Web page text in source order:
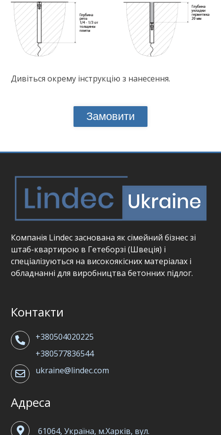
Дивіться окрему інструкцію з нанесення.
Замовити
Компанія Lindec заснована як сімейний бізнес зі
штаб-квартирою в Гетеборзі (Швеція) і
спеціалізуються на високоякісних матеріалах і
обладнанні для виробництва бетонних підлог.
Контакти
+380504020225
+380577836544
ukraine@lindec.com
Адреса
61064, Україна, м.Харків, вул.